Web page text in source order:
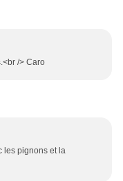
/> Caro
les pignons et la